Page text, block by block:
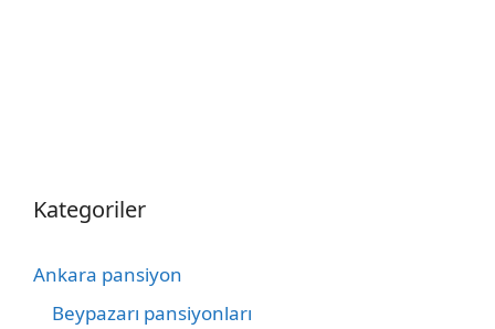
Kategoriler
Ankara pansiyon
Beypazarı pansiyonları